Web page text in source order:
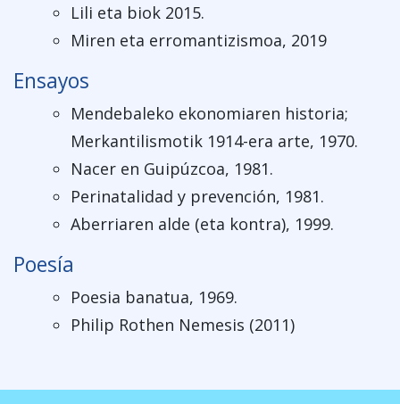
Lili eta biok 2015.
Miren eta erromantizismoa, 2019
Ensayos
Mendebaleko ekonomiaren historia;
Merkantilismotik 1914-era arte, 1970.
Nacer en Guipúzcoa, 1981.
Perinatalidad y prevención, 1981.
Aberriaren alde (eta kontra), 1999.
Poesía
Poesia banatua, 1969.
Philip Rothen Nemesis (2011)